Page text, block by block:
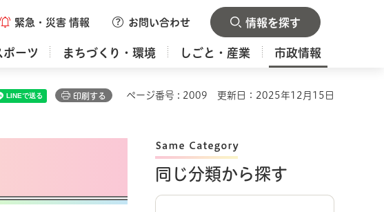
緊急・災害 情報 お問い合わせ 情報を探す
ーツ まちづくり・環境 しごと・産業 市政情報
印刷する ページ番号 : 2009 更新日：2025年12月15日
同じ分類から探す